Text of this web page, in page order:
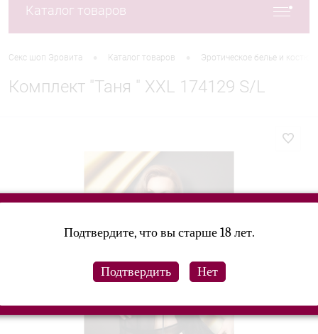
Каталог товаров
Секс шоп Эровита Каталог товаров Эротическое белье и
Комплект "Таня " XXL 174129 S/L
Подтвердите, что вы старше 18 лет.